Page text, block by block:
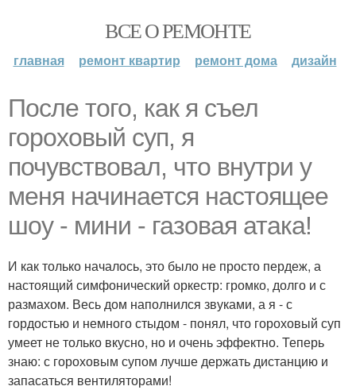
ВСЕ О РЕМОНТЕ
главная ремонт квартир ремонт дома дизайн
После того, как я съел
гороховый суп, я
почувствовал, что внутри у
меня начинается настоящее
шоу - мини - газовая атака!
И как только началось, это было не просто пердеж, а
настоящий симфонический оркестр: громко, долго и с
размахом. Весь дом наполнился звуками, а я - с
гордостью и немного стыдом - понял, что гороховый суп
умеет не только вкусно, но и очень эффектно. Теперь
знаю: с гороховым супом лучше держать дистанцию и
запасаться вентиляторами!